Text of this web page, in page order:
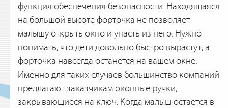
функция обеспечения безопасности. Находящаяся
на большой высоте форточка не позволяет
малышу открыть окно и упасть из него. Нужно
понимать, что дети довольно быстро вырастут, а
форточка навсегда останется на вашем окне.
Именно для таких случаев большинство компаний
предлагают заказчикам оконные ручки,
закрывающиеся на ключ. Когда малыш остается в